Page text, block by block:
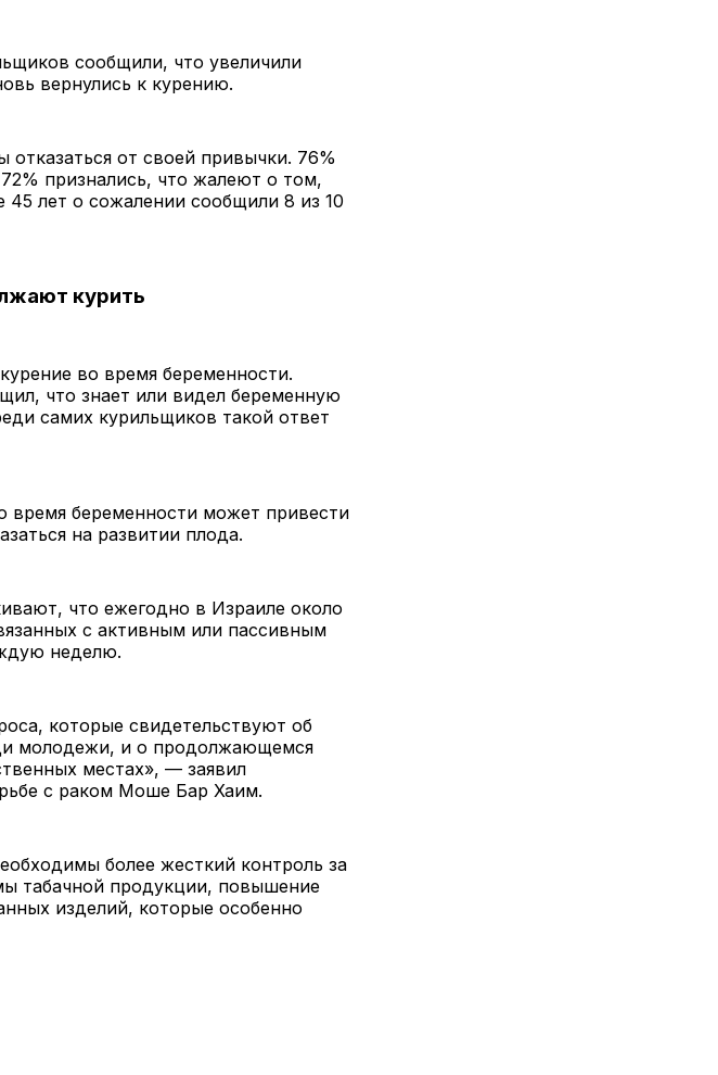
сообщили, что увеличили
вернулись к курению.
от своей привычки. 76%
признались, что жалеют о том,
лет о сожалении сообщили 8 из 10
курить
во время беременности.
что знает или видел беременную
самих курильщиков такой ответ
время беременности может привести
на развитии плода.
что ежегодно в Израиле около
с активным или пассивным
неделю.
которые свидетельствуют об
молодежи, и о продолжающемся
местах», — заявил
с раком Моше Бар Хаим.
более жесткий контроль за
табачной продукции, повышение
изделий, которые особенно